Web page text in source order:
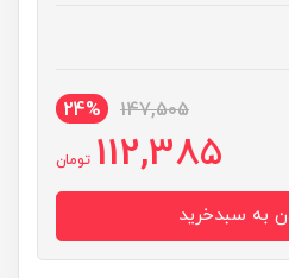
147,505
24%
112,385 تومان